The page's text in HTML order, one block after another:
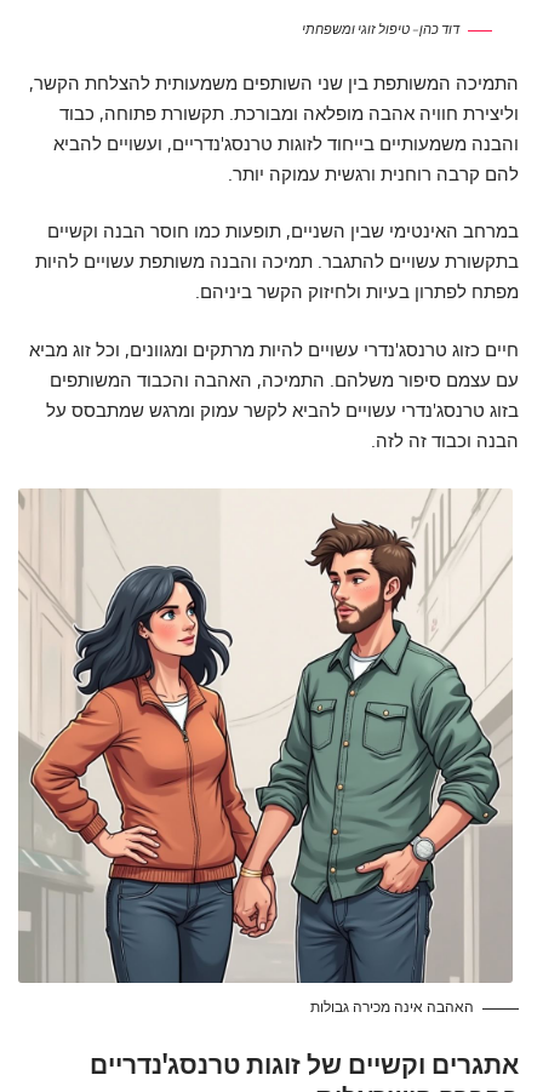
דוד כהן – טיפול זוגי ומשפחתי
התמיכה המשותפת בין שני השותפים משמעותית להצלחת הקשר,
וליצירת חוויה אהבה מופלאה ומבורכת. תקשורת פתוחה, כבוד
והבנה משמעותיים בייחוד לזוגות טרנסג'נדריים, ועשויים להביא
להם קרבה רוחנית ורגשית עמוקה יותר.
במרחב האינטימי שבין השניים, תופעות כמו חוסר הבנה וקשיים
בתקשורת עשויים להתגבר. תמיכה והבנה משותפת עשויים להיות
מפתח לפתרון בעיות ולחיזוק הקשר ביניהם.
חיים כזוג טרנסג'נדרי עשויים להיות מרתקים ומגוונים, וכל זוג מביא
עם עצמם סיפור משלהם. התמיכה, האהבה והכבוד המשותפים
בזוג טרנסג'נדרי עשויים להביא לקשר עמוק ומרגש שמתבסס על
הבנה וכבוד זה לזה.
האהבה אינה מכירה גבולות
אתגרים וקשיים של זוגות טרנסג'נדריים